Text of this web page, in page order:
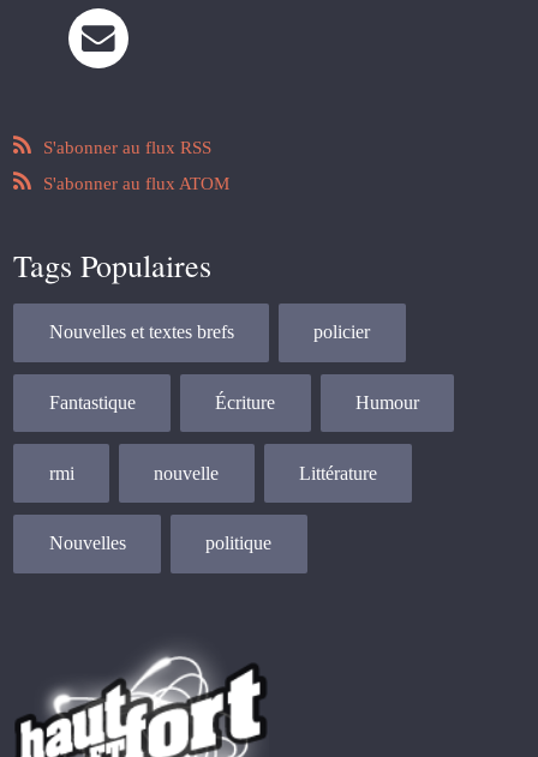
S'abonner au flux RSS
S'abonner au flux ATOM
Tags Populaires
Nouvelles et textes brefs policier
Fantastique Écriture Humour
rmi nouvelle Littérature
Nouvelles politique